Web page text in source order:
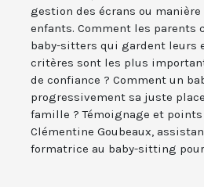
gestion des écrans ou manière
enfants. Comment les parents
baby-sitters qui gardent leurs
critères sont les plus
de confiance ? Comment un
progressivement sa juste
famille ? Témoignage et points
Clémentine Goubeaux,
formatrice au baby-sitting pour